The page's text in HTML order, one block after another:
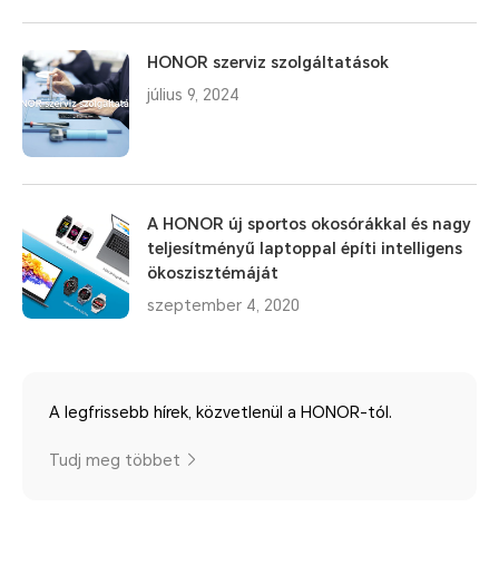
HONOR szerviz szolgáltatások
július 9, 2024
A HONOR új sportos okosórákkal és nagy
teljesítményű laptoppal építi intelligens
ökoszisztémáját
szeptember 4, 2020
A legfrissebb hírek, közvetlenül a HONOR-tól.
Tudj meg többet